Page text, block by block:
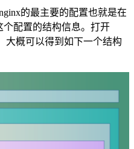
的最主要的配置也就是在
配置的结构信息。打开
大概可以得到如下一个结构